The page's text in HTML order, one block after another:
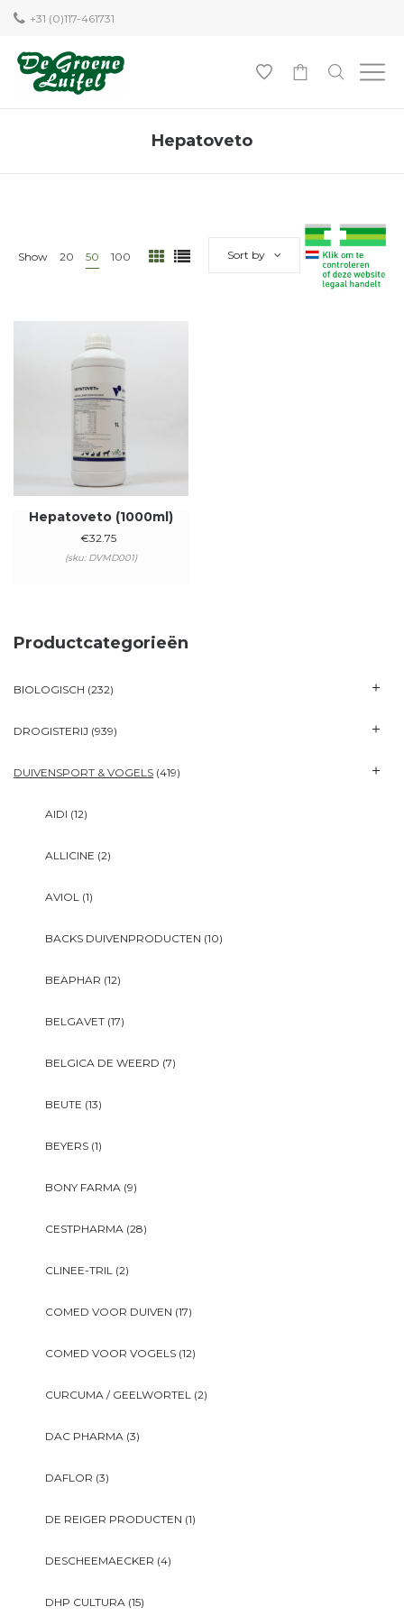
+31 (0)117-461731
Hepatoveto
Show 20 50 100 Sort by
Hepatoveto (1000ml)
€32.75
(sku: DVMD001)
Productcategorieën
BIOLOGISCH (232)
DROGISTERIJ (939)
DUIVENSPORT & VOGELS (419)
AIDI (12)
ALLICINE (2)
AVIOL (1)
BACKS DUIVENPRODUCTEN (10)
BEAPHAR (12)
BELGAVET (17)
BELGICA DE WEERD (7)
BEUTE (13)
BEYERS (1)
BONY FARMA (9)
CESTPHARMA (28)
CLINEE-TRIL (2)
COMED VOOR DUIVEN (17)
COMED VOOR VOGELS (12)
CURCUMA / GEELWORTEL (2)
DAC PHARMA (3)
DAFLOR (3)
DE REIGER PRODUCTEN (1)
DESCHEEMAECKER (4)
DHP CULTURA (15)